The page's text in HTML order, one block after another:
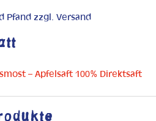
Pfand zzgl. Versand
– Apfelsaft 100% Direktsaft